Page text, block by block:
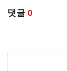
댓글 0